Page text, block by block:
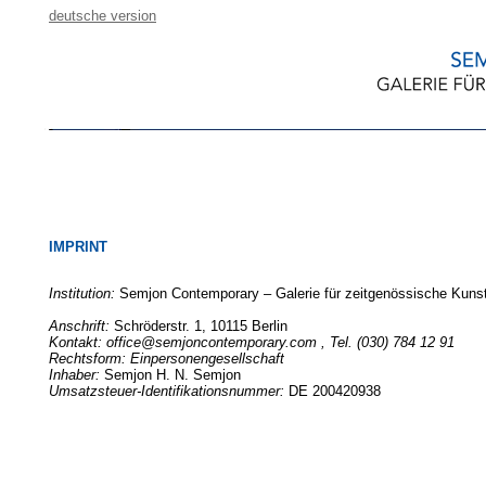
deutsche version
IMPRINT
Institution: Semjon Contemporary – Galerie für zeitgenössische
Anschrift: Schröderstr. 1, 10115 Berlin
Kontakt: office@semjoncontemporary.com , Tel. (030) 784 12 91
Rechtsform: Einpersonengesellschaft
Inhaber: Semjon H. N. Semjon
Umsatzsteuer-Identifikationsnummer: DE 200420938